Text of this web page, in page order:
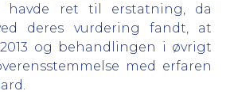
havde ret til erstatning, da
deres vurdering fandt, at
og behandlingen i øvrigt
med erfaren